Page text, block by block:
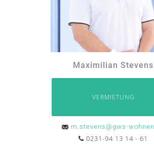
Maximilian Stevens
VERMIETUNG
m.stevens@gws-
0231-94 13 14 - 61